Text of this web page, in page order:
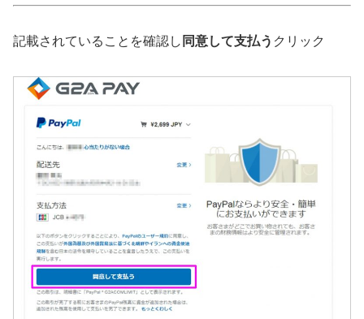
記載されていることを確認し 同意して支払う クリック